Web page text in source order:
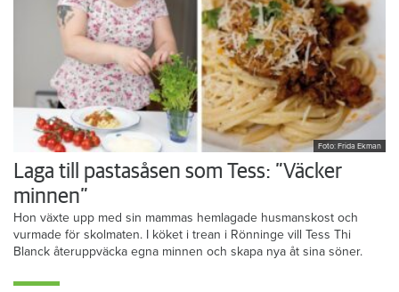
Foto: Frida Ekman
Laga till pastasåsen som Tess: ”Väcker
minnen”
Hon växte upp med sin mammas hemlagade husmanskost och
vurmade för skolmaten. I köket i trean i Rönninge vill Tess Thi
Blanck återuppväcka egna minnen och skapa nya åt sina söner.